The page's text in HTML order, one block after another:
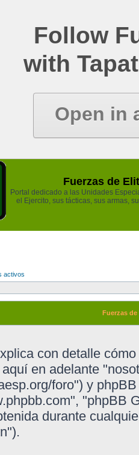
Follow
with
Open in
Fuerzas de
Portal dedicado a las Unidades
el Ejercito, sus tácticas, sus armas,
activos
Fuerzas
con detalle
en adelante
foro") y
"phpBB
durante